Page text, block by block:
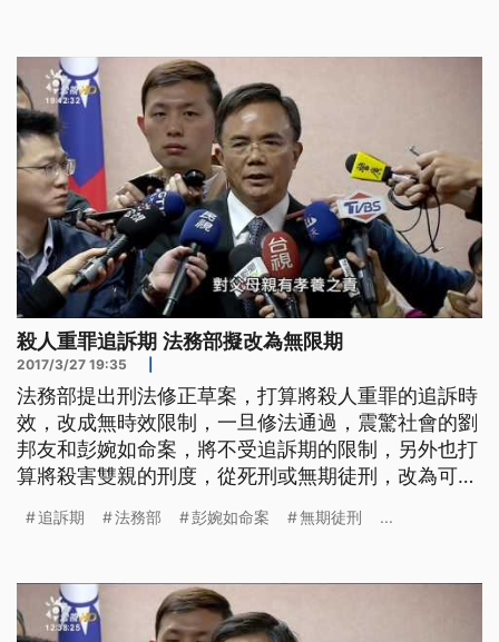
待刑、且致人於死者，取消追訴權時效限制，面對這
樣修法方向，彭婉如基金會認為，
殺人重罪追訴期 法務部擬改為無限期
2017/3/27 19:35
法務部提出刑法修正草案，打算將殺人重罪的追訴時
效，改成無時效限制，一旦修法通過，震驚社會的劉
邦友和彭婉如命案，將不受追訴期的限制，另外也打
算將殺害雙親的刑度，從死刑或無期徒刑，改為可判
家揚不滿父親長期對母親家暴，在酒後，拿水果刀殺
死刑或無期徒刑，不過，法務部考量過去有不少被
告，是長期不堪家暴
追訴期 法務部 彭婉如命案 無期徒刑 ...